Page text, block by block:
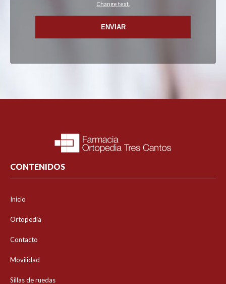
Change text.
ENVIAR
CONTENIDOS
Inicio
Ortopedia
Contacto
Movilidad
Sillas de ruedas